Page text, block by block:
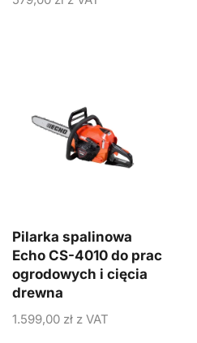
Pilarka spalinowa
Echo CS-4010 do prac
ogrodowych i cięcia
drewna
1.599,00 zł z VAT